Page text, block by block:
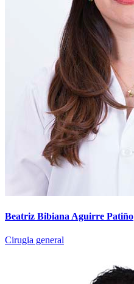
Beatriz Bibiana Aguirre Patiño
Cirugia general